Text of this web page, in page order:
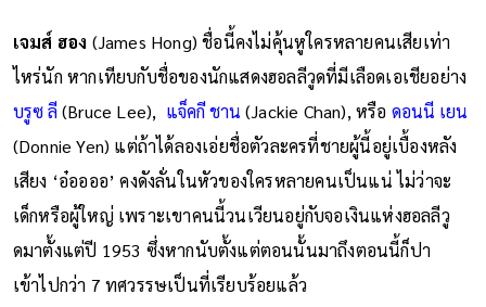
เจมส์ ฮอง (James Hong) ชื่อนี้คงไม่คุ้นหูใครหลายคนเสียเท่า
ไหร่นัก หากเทียบกับชื่อของนักแสดงฮอลลีวูดที่มีเลือดเอเชียอย่าง
บรูซ ลี(Bruce Lee), แจ็คกี ชาน (Jackie Chan), หรือ ดอนนี เยน
(Donnie Yen) แต่ถ้าได้ลองเอ่ยชื่อตัวละครที่ชายผู้นี้อยู่เบื้องหลัง
เสียง ‘อ๋ออออ’ คงดังลั่นในหัวของใครหลายคนเป็นแน่ ไม่ว่าจะ
เด็กหรือผู้ใหญ่ เพราะเขาคนนี้วนเวียนอยู่กับจอเงินแห่งฮอลลีวู
ดมาตั้งแต่ปี 1953 ซึ่งหากนับตั้งแต่ตอนนั้นมาถึงตอนนี้ก็ปา
เข้าไปกว่า 7 ทศวรรษเป็นที่เรียบร้อยแล้ว